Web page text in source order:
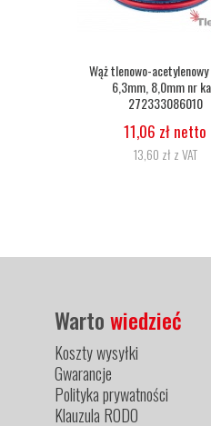
Nakrętka
Harris
Wartowiedzieć
Koszty wysyłki
Gwarancje
Polityka prywatności
Klauzula RODO